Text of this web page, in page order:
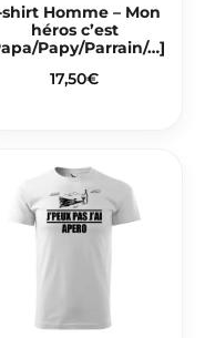
shirt Homme – Mon
héros c’est
Papy/Parrain/…]
17,50€